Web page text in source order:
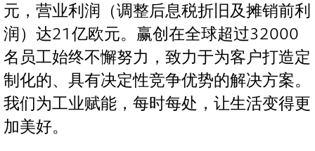
元，营业利润（调整后息税折旧及摊销前利
润）达21亿欧元。赢创在全球超过32000
名员工始终不懈努力，致力于为客户打造定
制化的、具有决定性竞争优势的解决方案。
我们为工业赋能，每时每处，让生活变得更
加美好。